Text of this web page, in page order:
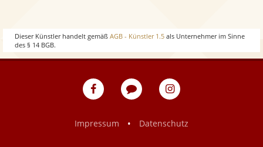
Dieser Künstler handelt gemäß AGB - Künstler 1.5 als Unternehmer im Sinne
des § 14 BGB.
eventpeppers
Blog
eventpeppers
Impressum
• Datenschutz